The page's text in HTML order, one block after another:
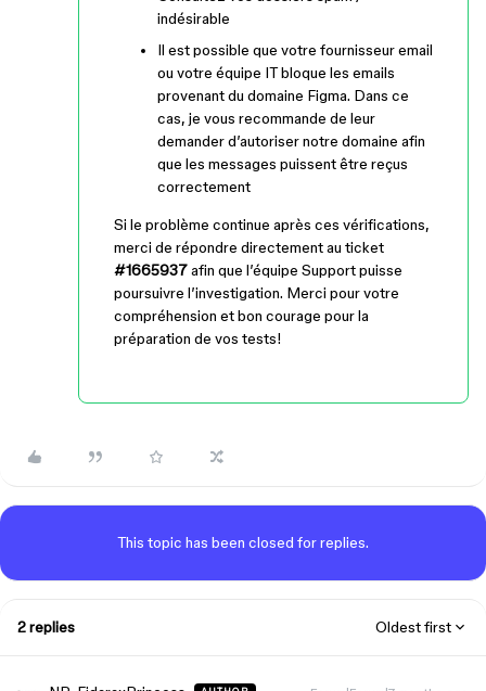
indésirable
Il est possible que votre fournisseur email
ou votre équipe IT bloque les emails
provenant du domaine Figma. Dans ce
cas, je vous recommande de leur
demander d’autoriser notre domaine afin
que les messages puissent être reçus
correctement
Si le problème continue après ces vérifications,
merci de répondre directement au ticket
#1665937afin que l’équipe Support puisse
poursuivre l’investigation. Merci pour votre
compréhension et bon courage pour la
préparation de vos tests!
This topic has been closed for replies.
2 replies Oldest first